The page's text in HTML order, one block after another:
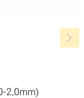
chevron_right
2,0mm)